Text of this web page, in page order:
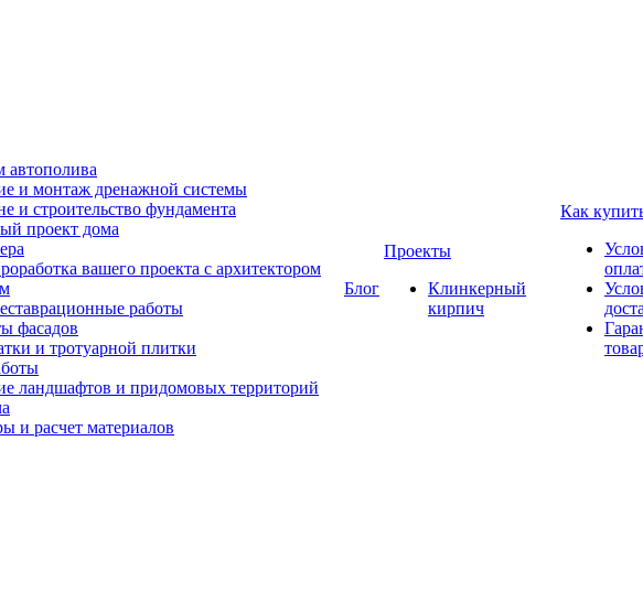
автополива
и монтаж дренажной системы
и строительство фундамента
проект дома
вашего проекта с архитектором
работы
фасадов
и тротуарной плитки
ландшафтов и придомовых территорий
и расчет материалов
Блог
Проекты
Клинкерный
кирпич
Как